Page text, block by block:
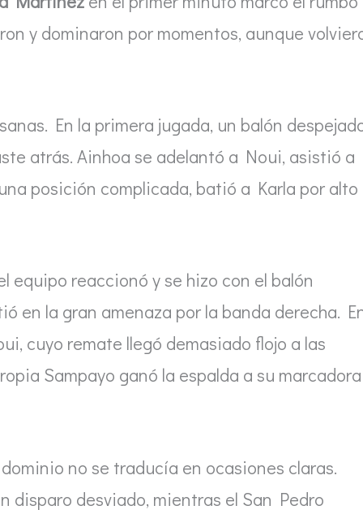
y dominaron por momentos, aunque
En la primera jugada, un balón
atrás. Ainhoa se adelantó a Noui, asistió a
posición complicada, batió a Karla por alto
equipo reaccionó y se hizo con el balón
en la gran amenaza por la banda derecha.
cuyo remate llegó demasiado flojo a las
Sampayo ganó la espalda a su
no se traducía en ocasiones claras.
disparo desviado, mientras el San Pedro